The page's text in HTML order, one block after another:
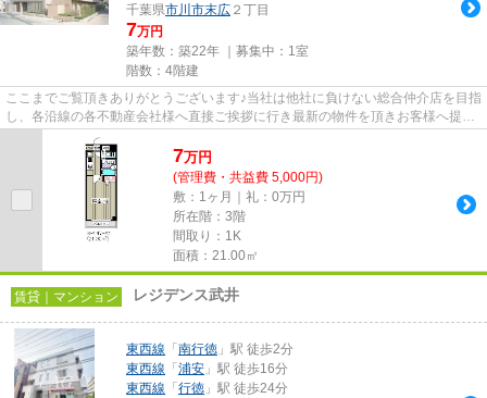
千葉県市川市末広 ２丁目
7万円
築年数：築22年 ｜募集中： 1室
階数：4階建
ここまでご覧頂きありがとうございます♪当社は他社に負けない総合仲介店を目指
し、各沿線の各不動産会社様へ直接ご挨拶に行き最新の物件を頂きお客様へ提供
しております！最新の情報は...
7万円
(管理費・共益費 5,000円)
敷：1ヶ月｜礼：0万円
所在階：3階
間取り：1K
面積：21.00㎡
賃貸｜マンション レジデンス武井
東西線 「 南行徳 」駅 徒歩2分
東西線 「 浦安 」駅 徒歩16分
東西線 「 行徳 」駅 徒歩24分